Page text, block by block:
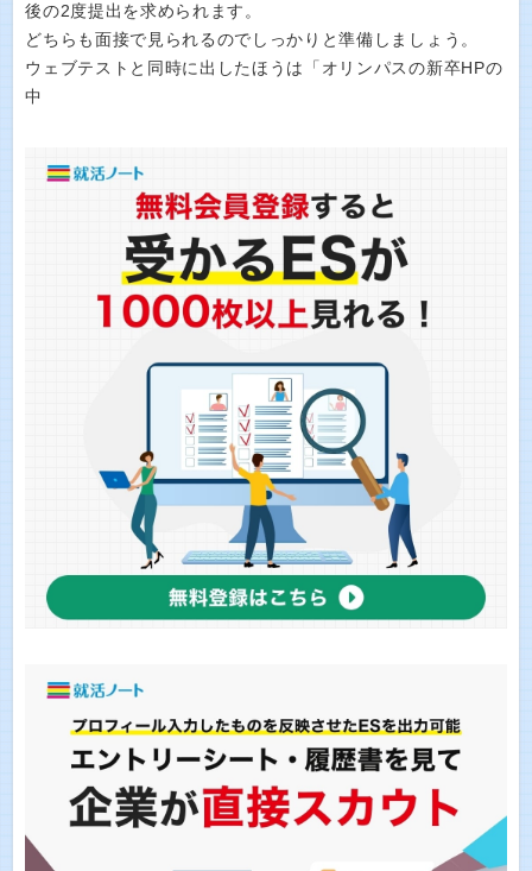
後の2度提出を求められます。
どちらも面接で見られるのでしっかりと準備しましょう。
ウェブテストと同時に出したほうは「オリンパスの新卒HPの
中